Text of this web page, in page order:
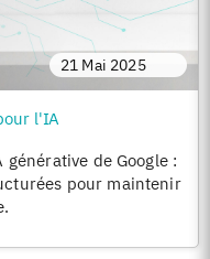
21 Mai 2025
l'IA
de Google :
pour maintenir